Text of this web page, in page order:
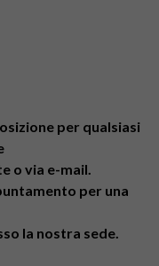
per qualsiasi
o via e-mail.
per una
la nostra sede.